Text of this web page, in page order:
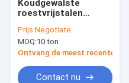
Koudgewalste
roestvrijstalen
304 430 0,3 mm
Prijs:Negotiate
MOQ:10 ton
Ontvang de meest recente Prijs
Contact nu